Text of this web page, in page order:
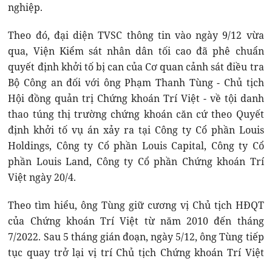
nghiệp.
Theo đó, đại diện TVSC thông tin vào ngày 9/12 vừa
qua, Viện Kiểm sát nhân dân tối cao đã phê chuẩn
quyết định khởi tố bị can của Cơ quan cảnh sát điều tra
Bộ Công an đối với ông Phạm Thanh Tùng - Chủ tịch
Hội đồng quản trị Chứng khoán Trí Việt - về tội danh
thao túng thị trường chứng khoán căn cứ theo Quyết
định khởi tố vụ án xảy ra tại Công ty Cổ phần Louis
Holdings, Công ty Cổ phần Louis Capital, Công ty Cổ
phần Louis Land, Công ty Cổ phần Chứng khoán Trí
Việt ngày 20/4.
Theo tìm hiểu, ông Tùng giữ cương vị Chủ tịch HĐQT
của Chứng khoán Trí Việt từ năm 2010 đến tháng
7/2022. Sau 5 tháng gián đoạn, ngày 5/12, ông Tùng tiếp
tục quay trở lại vị trí Chủ tịch Chứng khoán Trí Việt